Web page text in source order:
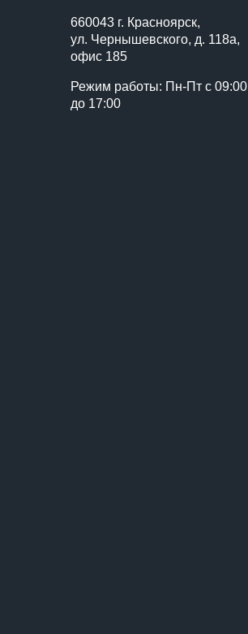
660043 г. Красноярск,
ул. Чернышевского, д. 118а,
офис 185
Режим работы: Пн-Пт с 09:00
до 17:00